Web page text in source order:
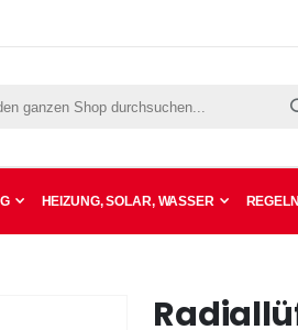
HEIZUNG, SOLAR, WASSER